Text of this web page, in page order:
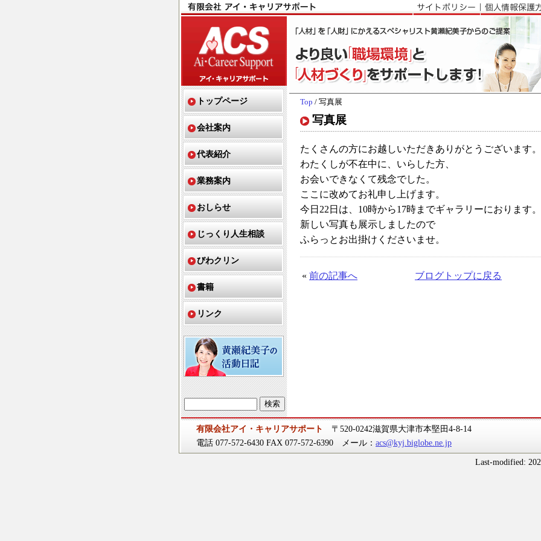
Top / 写真展
写真展
たくさんの方にお越しいただきありがとうございます。
わたくしが不在中に、いらした方、
お会いできなくて残念でした。
ここに改めてお礼申し上げます。
今日22日は、10時から17時までギャラリーにおります。
新しい写真も展示しましたので
ふらっとお出掛けくださいませ。
« 前の記事へ ブログトップに戻る
トップページ
会社案内
代表紹介
業務案内
おしらせ
じっくり人生相談
びわクリン
書籍
リンク
有限会社アイ・キャリアサポート
〒520-0242滋賀県大津市本堅田4-8-14
電話 077-572-6430 FAX 077-572-6390 メール： acs@kyj.biglobe.ne.jp
Last-modified: